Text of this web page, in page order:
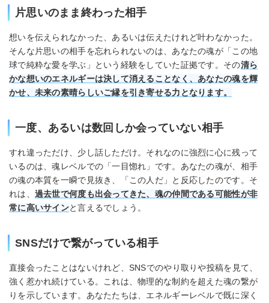
片思いのまま終わった相手
想いを伝えられなかった、あるいは伝えたけれど叶わなかった。
そんな片思いの相手を忘れられないのは、あなたの魂が「この地
球で純粋な愛を学ぶ」という経験をしていた証拠です。その清ら
かな想いのエネルギーは決して消えることなく、あなたの魂を輝
かせ、未来の素晴らしいご縁を引き寄せる力となります。
一度、あるいは数回しか会っていない相手
すれ違っただけ、少し話しただけ。それなのに強烈に心に残って
いるのは、魂レベルでの「一目惚れ」です。あなたの魂が、相手
の魂の本質を一瞬で見抜き、「この人だ」と反応したのです。そ
れは、 過去世で何度も出会ってきた、魂の仲間である可能性が非
常に高いサインと言えるでしょう。
SNSだけで繋がっている相手
直接会ったことはないけれど、SNSでのやり取りや投稿を見て、
強く惹かれ続けている。これは、物理的な制約を超えた魂の繋が
りを示しています。あなたたちは、エネルギーレベルで既に深く